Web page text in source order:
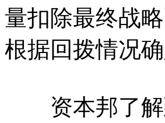
量扣除最终战
根据回拨情况确
资本邦了解